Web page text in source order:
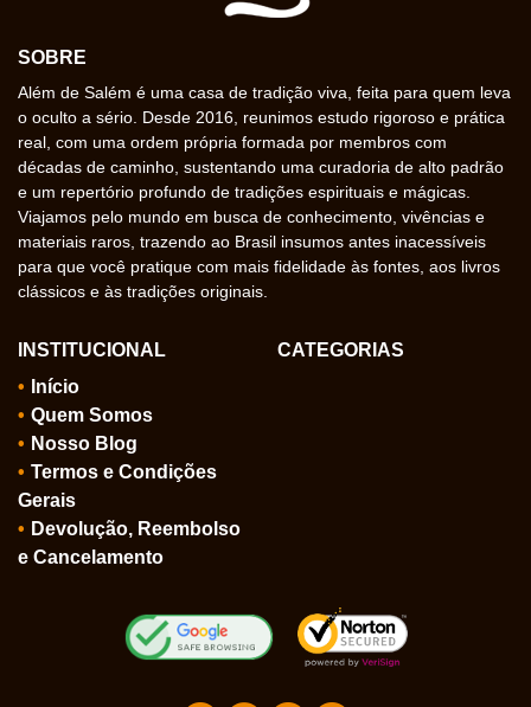
SOBRE
Além de Salém é uma casa de tradição viva, feita para quem leva
o oculto a sério. Desde 2016, reunimos estudo rigoroso e prática
real, com uma ordem própria formada por membros com
décadas de caminho, sustentando uma curadoria de alto padrão
e um repertório profundo de tradições espirituais e mágicas.
Viajamos pelo mundo em busca de conhecimento, vivências e
materiais raros, trazendo ao Brasil insumos antes inacessíveis
para que você pratique com mais fidelidade às fontes, aos livros
clássicos e às tradições originais.
INSTITUCIONAL
Início
Quem Somos
Nosso Blog
Termos e Condições
Gerais
Devolução, Reembolso
e Cancelamento
CATEGORIAS